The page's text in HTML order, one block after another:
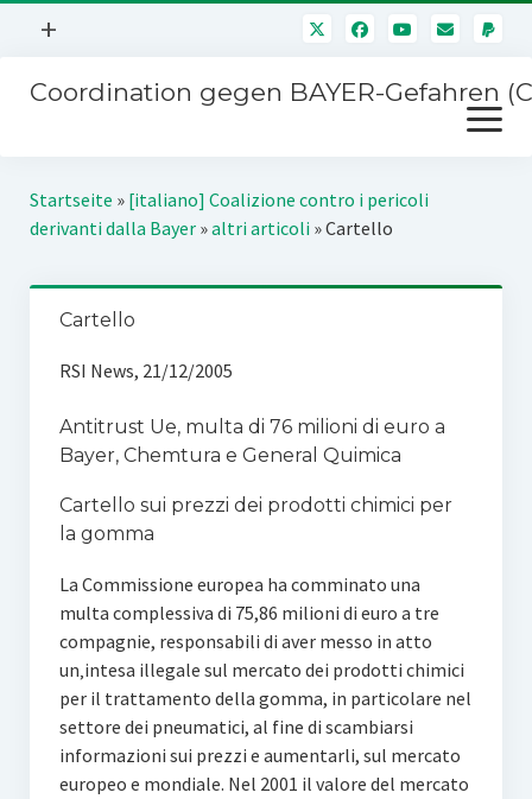
Menü
+
Mitmachen
Über uns
Impressum
Coordination gegen BAYER-Gefahren
Menü
öffnen
Kampagnen
Startseite » [italiano] Coalizione contro i pericoli
derivanti dalla Bayer»altri articoli »Cartello
Cartello
RSI News, 21/12/2005
Antitrust Ue, multa di 76 milioni di euro a
Bayer, Chemtura e General Quimica
Cartello sui prezzi dei prodotti chimici per
la gomma
La Commissione europea ha comminato una
multa complessiva di 75,86 milioni di euro a tre
compagnie, responsabili di aver messo in atto
un‚intesa illegale sul mercato dei prodotti chimici
per il trattamento della gomma, in particolare nel
settore dei pneumatici, al fine di scambiarsi
informazioni sui prezzi e aumentarli, sul mercato
europeo e mondiale. Nel 2001 il valore del mercato